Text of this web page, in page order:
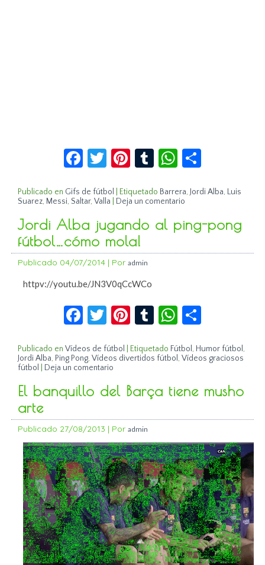
Facebook
Twitter
Pinterest
TumblrWhatsApp
Publicado en Gifs de fútbol Etiquetado Barrera,Jordi Alba, Luis
Suarez, Messi, Saltar,Valla Deja un comentario
Jordi Alba jugando al ping-pong
fútbol…cómo mola!
Publicado 04/07/2014 | Por admin
httpv://youtu.be/JN3V0qCcWCo
Facebook
Twitter
Pinterest
TumblrWhatsApp
Publicado en Vídeos de fútbol Etiquetado Fútbol, Humor fútbol,
Jordi Alba, Ping Pong,Vídeos divertidos fútbol,Vídeos graciosos
fútbol
Deja un comentario
El banquillo del Barça tiene musho
arte
Publicado 27/08/2013 | Por admin